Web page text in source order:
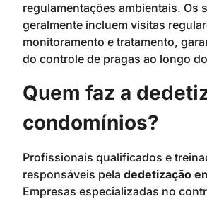
regulamentações ambientais. Os
geralmente incluem visitas
monitoramento e tratamento,
do controle de pragas ao longo
Quem faz a
condomínios?
Profissionais qualificados e
responsáveis pela dedetização
Empresas especializadas no